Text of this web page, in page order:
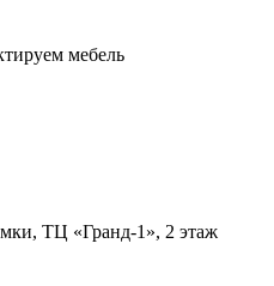
мебель
ТЦ «Гранд-1», 2 этаж